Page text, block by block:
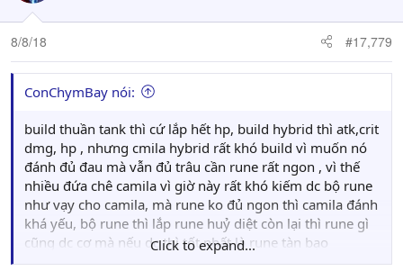
8/8/18 #17,779
ConChymBay nói:
build thuần tank thì cứ lắp hết hp, build hybrid thì atk,crit
dmg, hp , nhưng cmila hybrid rất khó build vì muốn nó
đánh đủ đau mà vẫn đủ trâu cần rune rất ngon , vì thế
nhiều đứa chê camila vì giờ này rất khó kiếm dc bộ rune
như vạy cho camila, mà rune ko đủ ngon thì camila đánh
khá yếu, bộ rune thì lắp rune huỷ diệt còn lại thì rune gì
cũng dc cơ mà nếu dc thì tốt nhất là rune tàn bạo
"violence" ( trừ rune will và rune resistance vì camila
Click to expand...